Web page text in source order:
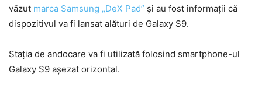
văzut marca Samsung „DeX Pad” și au fost informații că
dispozitivul va fi lansat alături de Galaxy S9.
Stația de andocare va fi utilizată folosind smartphone-ul
Galaxy S9 așezat orizontal.